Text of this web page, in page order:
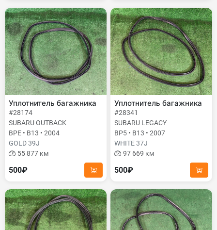
Уплотнитель багажника
#28174
SUBARU OUTBACK
BPE • B13 • 2004
GOLD 39J
55 877 км
500₽
Уплотнитель багажника
#28341
SUBARU LEGACY
BP5 • B13 • 2007
WHITE 37J
97 669 км
500₽